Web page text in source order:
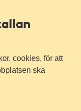
cookies, för att
ska